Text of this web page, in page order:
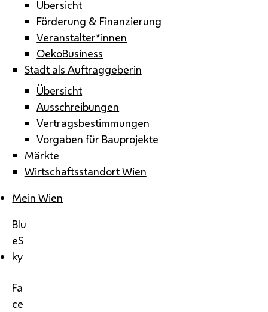
Übersicht
Förderung & Finanzierung
Veranstalter*innen
OekoBusiness
Stadt als Auftraggeberin
Übersicht
Ausschreibungen
Vertragsbestimmungen
Vorgaben für Bauprojekte
Märkte
Wirtschaftsstandort Wien
Mein Wien
Blu
eS
ky
Fa
ce